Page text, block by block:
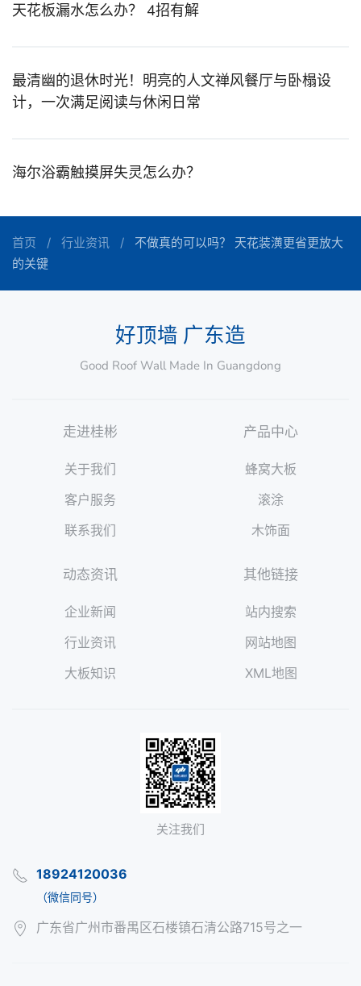
天花板漏水怎么办？ 4招有解
最清幽的退休时光！明亮的人文禅风餐厅与卧榻设
计，一次满足阅读与休闲日常
海尔浴霸触摸屏失灵怎么办？
首页 行业资讯
不做真的可以吗？ 天花装潢更省更放大
的关键
好顶墙 广东造
Good Roof Wall Made In Guangdong
走进桂彬
关于我们
客户服务
联系我们
产品中心
蜂窝大板
滚涂
木饰面
动态资讯
企业新闻
行业资讯
大板知识
其他链接
站内搜索
网站地图
XML地图
关注我们
18924120036
（微信同号）
广东省广州市番禺区石楼镇石清公路715号之一